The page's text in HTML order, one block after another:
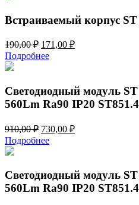
020,00 ₽.
Встраиваемый корпус
190,00₽ Первоначальная
цена
составляла
171,00 ₽Текущая
Подробнее
Светодиодный модуль
560Lm Ra90 IP20
910,00₽ Первоначальная
цена
составляла
730,00 ₽Текущая
Подробнее
Светодиодный модуль
560Lm Ra90 IP20